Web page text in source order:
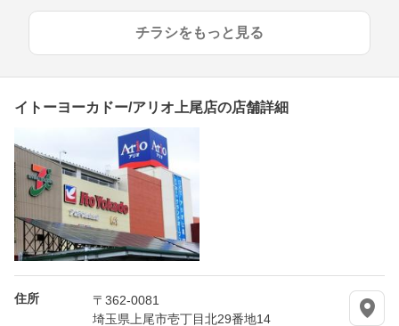
チラシをもっと見る
イトーヨーカドー/アリオ上尾店の店舗詳細
住所
〒362-0081
埼玉県上尾市壱丁目北29番地14